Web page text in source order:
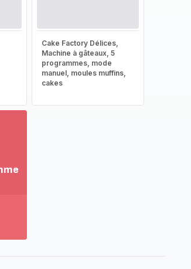
Cake Factory Délices,
Machine à gâteaux, 5
programmes, mode
manuel, moules muffins,
cakes